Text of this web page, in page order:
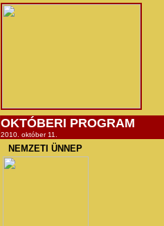
OKTÓBERI PROGRAM
2010. október 11.
NEMZETI ÜNNEP